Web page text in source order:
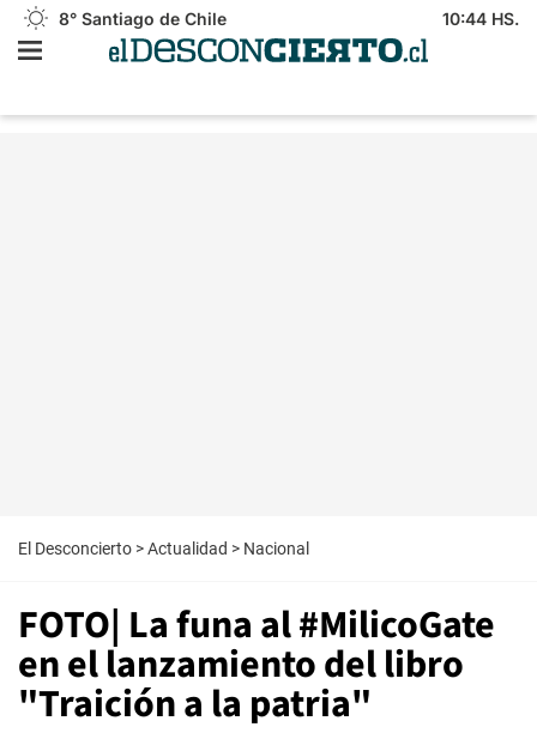
8° Santiago de Chile 10:44 HS.
El Desconcierto >Actualidad > Nacional
FOTO| La funa al #MilicoGate
en el lanzamiento del libro
"Traición a la patria"